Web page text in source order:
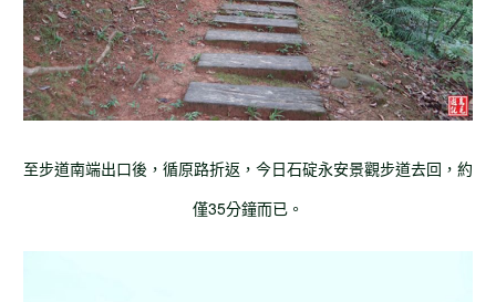
至步道南端出口後，循原路折返，今日石碇永安景觀步道去回，約
僅35分鐘而已。